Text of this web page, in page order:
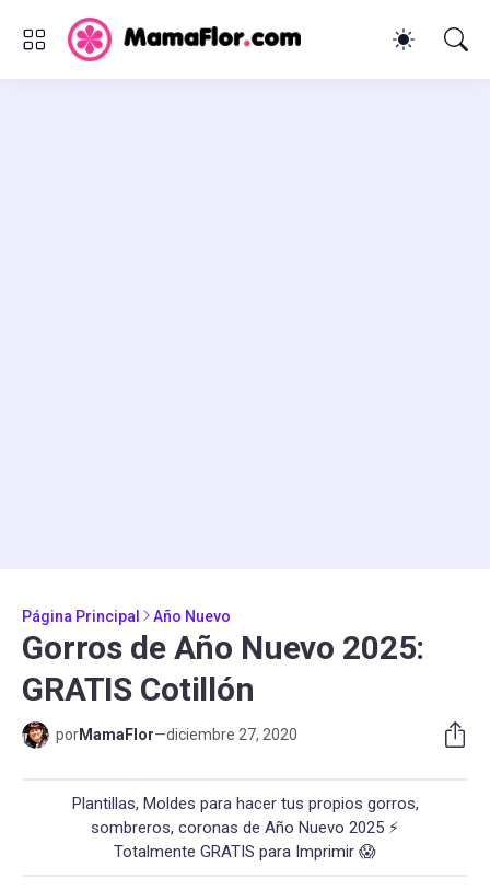
Página Principal Año Nuevo
Gorros de Año Nuevo 2025:
GRATIS Cotillón
porMamaFlor—diciembre 27, 2020
Plantillas, Moldes para hacer tus propios gorros,
sombreros, coronas de Año Nuevo 2025 ⚡
Totalmente GRATIS para Imprimir 😱